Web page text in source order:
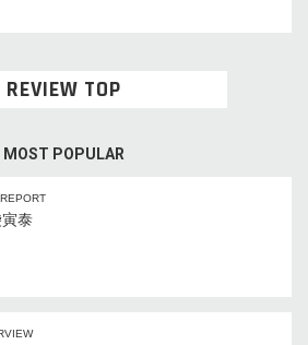
REVIEW TOP
MOST POPULAR
泰